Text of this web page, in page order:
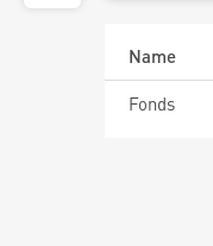
Name
Fonds